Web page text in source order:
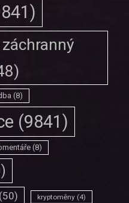
(8)
(9841)
(8)
(50) kryptoměny (4)